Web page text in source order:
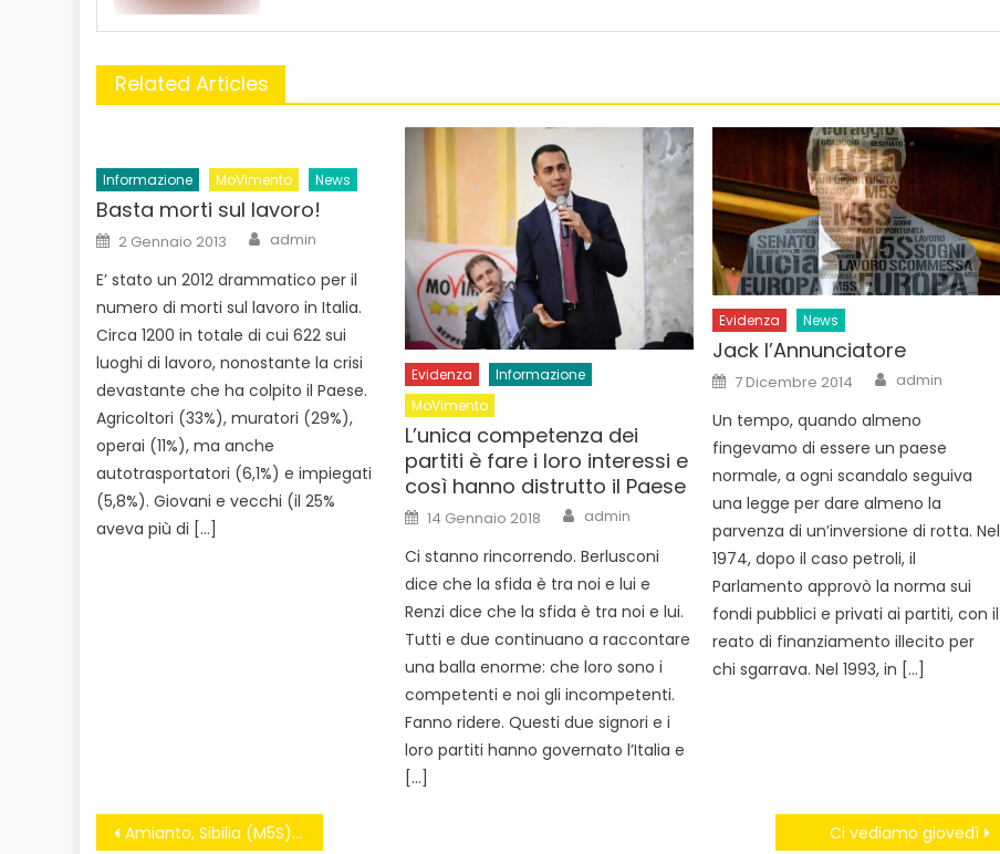
Related Articles
Informazione MoVimento News
Basta morti sul lavoro!
Posted
on
2 Gennaio 2013 Author
admin
E’ stato un 2012 drammatico per il
numero di morti sul lavoro in Italia.
Circa 1200 in totale di cui 622 sui
luoghi di lavoro, nonostante la crisi
devastante che ha colpito il Paese.
Agricoltori (33%), muratori (29%),
operai (11%), ma anche
autotrasportatori (6,1%) e impiegati
(5,8%). Giovani e vecchi (il 25%
aveva più di […]
Evidenza
Informazione
MoVimento
L’unica competenza dei
partiti è fare i loro interessi e
così hanno distrutto il Paese
Posted
on
14 Gennaio 2018 Author
admin
Ci stanno rincorrendo. Berlusconi
dice che la sfida è tra noi e lui e
Renzi dice che la sfida è tra noi e lui.
Tutti e due continuano a raccontare
una balla enorme: che loro sono i
competenti e noi gli incompetenti.
Fanno ridere. Questi due signori e i
loro partiti hanno governato l’Italia e
[…]
Evidenza News
Jack l’Annunciatore
Posted
on
7 Dicembre 2014 Author
admin
Un tempo, quando almeno
fingevamo di essere un paese
normale, a ogni scandalo seguiva
una legge per dare almeno la
parvenza di un’inversione di rotta. Nel
1974, dopo il caso petroli, il
Parlamento approvò la norma sui
fondi pubblici e privati ai partiti, con il
reato di finanziamento illecito per
chi sgarrava. Nel 1993, in […]
Navigazione
Amianto, Sibilia (M5S): “Nostra risoluzione a tutela lavoratori Ci vediamo giovedì